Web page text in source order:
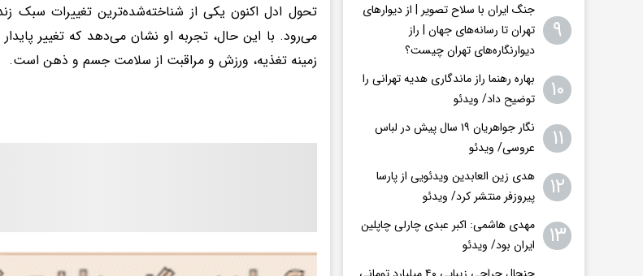
تحول ادل اکنون یکی از شناخته‌شده‌ترین تغییرات سبک
می‌رود. با این حال، تجربه او نشان می‌دهد که تغییر
زمینه تغذیه، ورزش و مراقبت از سلامت جسم و ذهن است.
۹
جنگ ایران با سلاح تصویر | از دیوارهای
تهران تا رسانه‌های جهان | راز
دیوارنگاره‌های تهران چیست؟
۱۰
بهاره رهنما راز ماندگاری هدیه تهرانی را
توضیح داد/ ویدئو
۱۱
نگار جواهریان ۱۹ سال پیش در لباس
عروسی/ ویدئو
۱۲
هدی زین العابدین ویدئویی از پارسا
پیروزفر منتشر کرد/ ویدئو
۱۳
مهدی هاشمی: اکبر عبدی چارلی چاپلین
ایران بود/ ویدئو